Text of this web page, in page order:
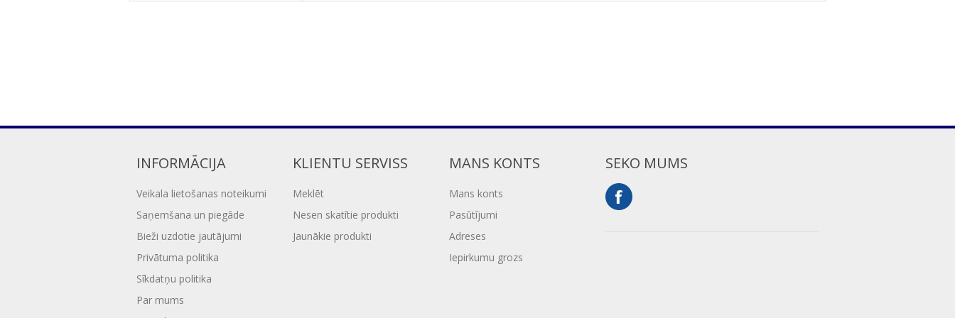
INFORMĀCIJA
Veikala lietošanas noteikumi
Saņemšana un piegāde
Bieži uzdotie jautājumi
Privātuma politika
Sīkdatņu politika
Par mums
KLIENTU SERVISS
Meklēt
Nesen skatītie produkti
Jaunākie produkti
MANS KONTS
Mans konts
Pasūtījumi
Adreses
Iepirkumu grozs
SEKO MUMS